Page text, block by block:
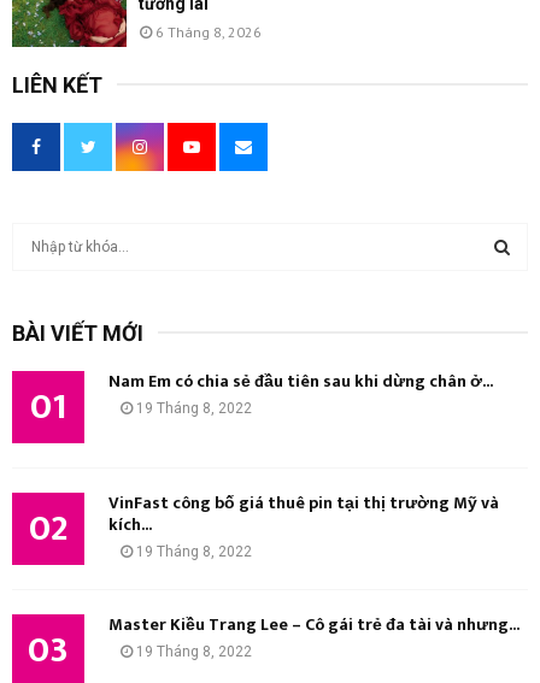
6 Tháng 8, 2026
LIÊN KẾT
BÀI VIẾT MỚI
01 Nam Em có chia sẻ đầu tiên sau khi dừng chân ở...
19 Tháng 8, 2022
02 VinFast công bố giá thuê pin tại thị trường Mỹ và
kích...
19 Tháng 8, 2022
03 Master Kiều Trang Lee – Cô gái trẻ đa tài và nhưng...
19 Tháng 8, 2022